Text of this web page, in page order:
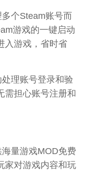
个Steam账号而
游戏的一键启动
入游戏，省时省
理账号登录和验
需担心账号注册和
量游戏MOD免费
家对游戏内容和玩